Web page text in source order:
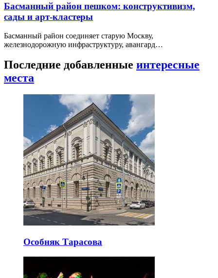
Басманный район пешком: конструктивизм,
сады и арт-кластеры
Басманный район соединяет старую Москву,
железнодорожную инфраструктуру, авангард…
Последние добавленные интересные
места
Особняк Тарасова